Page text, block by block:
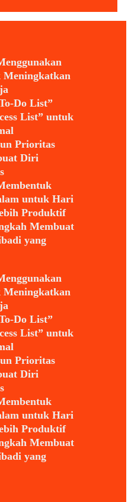
Do List”
List” untuk
Prioritas
Diri
untuk Hari
Produktif
Membuat
yang
Do List”
List” untuk
Prioritas
Diri
untuk Hari
Produktif
Membuat
yang